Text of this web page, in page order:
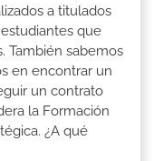
a titulados
que
También sabemos
en encontrar un
un contrato
la Formación
¿A qué